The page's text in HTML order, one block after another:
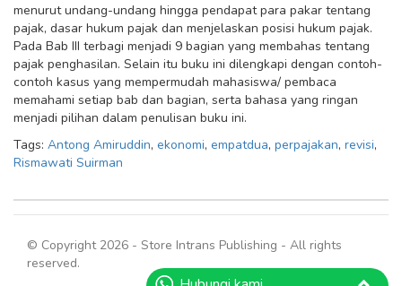
menurut undang-undang hingga pendapat para pakar tentang
pajak, dasar hukum pajak dan menjelaskan posisi hukum pajak.
Pada Bab III terbagi menjadi 9 bagian yang membahas tentang
pajak penghasilan. Selain itu buku ini dilengkapi dengan contoh-
contoh kasus yang mempermudah mahasiswa/ pembaca
memahami setiap bab dan bagian, serta bahasa yang ringan
menjadi pilihan dalam penulisan buku ini.
Tags: Antong Amiruddin, ekonomi, empatdua, perpajakan, revisi,
Rismawati Suirman
© Copyright 2026 - Store Intrans Publishing - All rights
reserved.